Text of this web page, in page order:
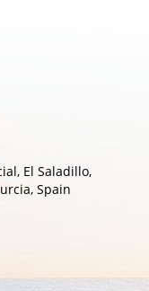
El Saladillo,
Spain